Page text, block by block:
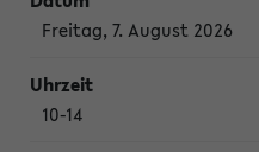
Freitag, 7. August 2026
10-14